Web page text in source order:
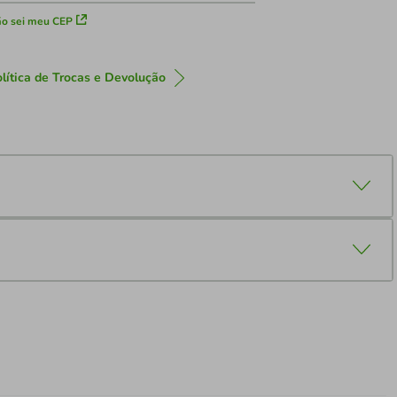
sei meu CEP
de Trocas e Devolução